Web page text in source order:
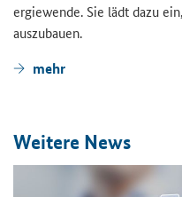
er­gie­wen­de. Sie lädt dazu
aus­zu­bau­en.
mehr
Wei­te­re News